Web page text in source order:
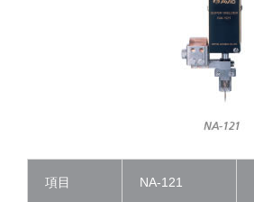
項目 NA-121